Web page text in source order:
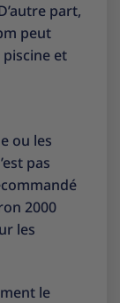
part,
peut
et
ou les
pas
2000
les
le